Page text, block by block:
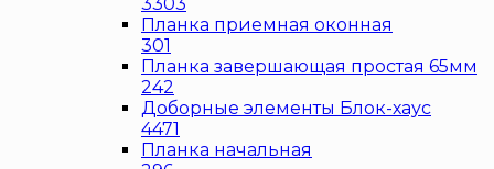
Планка приемная оконная
301
Планка завершающая простая 65мм
242
Доборные элементы Блок-хаус
4471
Планка начальная